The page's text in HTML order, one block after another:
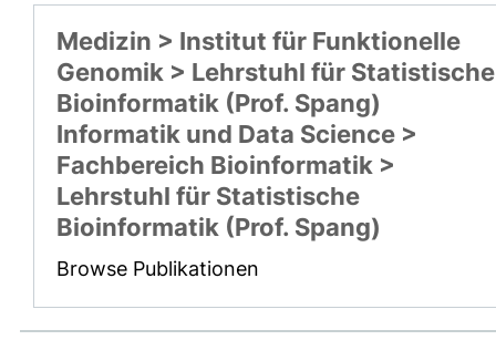
Medizin > Institut für Funktionelle
Genomik > Lehrstuhl für Statistische
Bioinformatik (Prof. Spang)
Informatik und Data Science >
Fachbereich Bioinformatik >
Lehrstuhl für Statistische
Bioinformatik (Prof. Spang)
Browse Publikationen